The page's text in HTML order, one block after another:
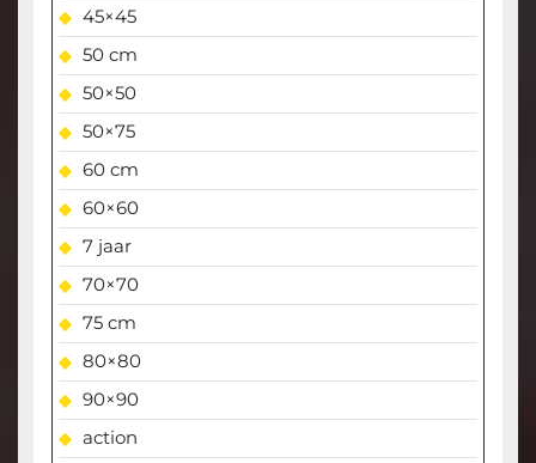
45×45
50 cm
50×50
50×75
60 cm
60×60
7 jaar
70×70
75 cm
80×80
90×90
action